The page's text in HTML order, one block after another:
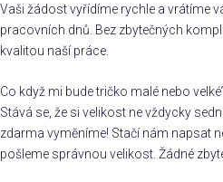
Vaši žádost vyřídíme rychle a vrátíme
pracovních dnů. Bez zbytečných
kvalitou naší práce.
Co když mi bude tričko malé nebo
Stává se, že si velikost ne vždycky
zdarma vyměníme! Stačí nám napsat
pošleme správnou velikost. Žádné